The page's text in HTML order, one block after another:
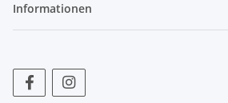
Informationen